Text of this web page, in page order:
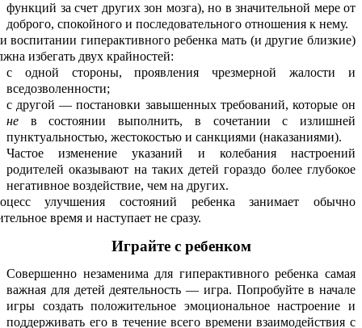
функций за счет других зон мозга), но в значительной мере от
доброго, спокойного и последовательного отношения к нему.
воспитании гиперактивного ребенка мать (и другие близкие)
избегать двух крайностей:
с одной стороны, проявления чрезмерной жалости и
вседозволенности;
с другой — постановки завышенных требований, которые он
не в состоянии выполнить, в сочетании с излишней
пунктуальностью, жестокостью и санкциями (наказаниями).
Частое изменение указаний и колебания настроений
родителей оказывают на таких детей гораздо более глубокое
негативное воздействие, чем на других.
улучшения состояний ребенка занимает обычно
время и наступает не сразу.
Играйте с ребенком
Совершенно незаменима для гиперактивного ребенка самая
важная для детей деятельность — игра. Попробуйте в начале
игры создать положительное эмоциональное настроение и
поддерживать его в течение всего времени взаимодействия с